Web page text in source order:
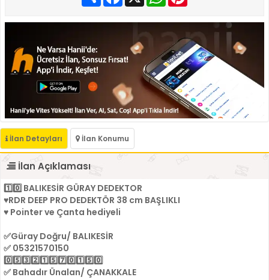
İlan Detayları İlan Konumu
İlan Açıklaması
1️⃣0️⃣ BALIKESİR GÜRAY DEDEKTOR
♥️RDR DEEP PRO DEDEKTÖR 38 cm BAŞLIKLI
♥️ Pointer ve Çanta hediyeli
✅Güray Doğru/ BALIKESİR
✅ 05321570150
0️⃣5️⃣3️⃣2️⃣1️⃣5️⃣7️⃣0️⃣1️⃣5️⃣0️⃣
✅ Bahadır Ünalan/ ÇANAKKALE